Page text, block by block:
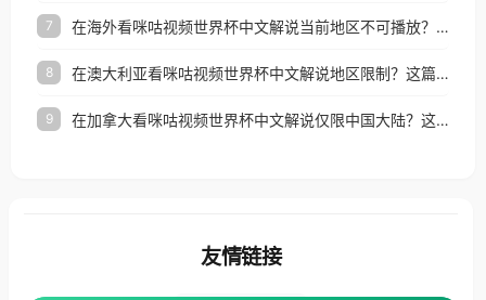
7 在海外看咪咕视频世界杯中文解说当前地区不可播放？这篇指南帮你搞定所有体育赛事直播难题
8 在澳大利亚看咪咕视频世界杯中文解说地区限制？这篇指南帮你搞定海外观赛难题
9 在加拿大看咪咕视频世界杯中文解说仅限中国大陆？这篇指南帮你轻松解锁中文解说和赛事直播
友情链接